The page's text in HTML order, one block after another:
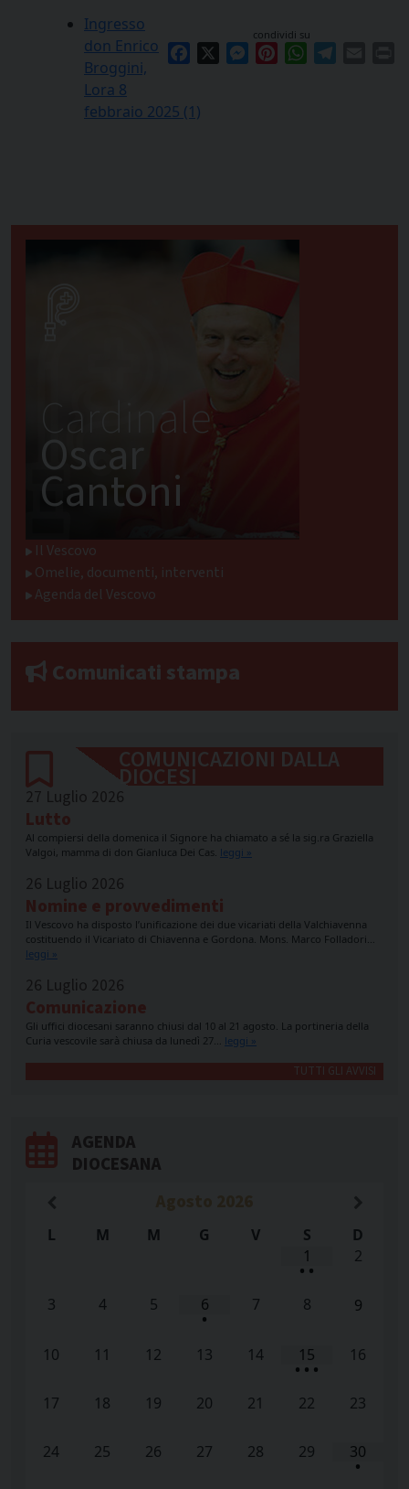
condividi su
Facebook Messenger
PinterestWhatsApp
Ingresso
don Enrico
Broggini,
Lora 8
febbraio 2025 (1)
Cardinale
Oscar
Cantoni
Il Vescovo
Omelie, documenti, interventi
Agenda del Vescovo
Comunicati stampa
COMUNICAZIONI DALLA
DIOCESI
27 Luglio 2026
Lutto
Al compiersi della domenica il Signore ha chiamato a sé la sig.ra Graziella
Valgoi, mamma di don Gianluca Dei Cas. leggi »
26 Luglio 2026
Nomine e provvedimenti
Il Vescovo ha disposto l’unificazione dei due vicariati della Valchiavenna
costituendo il Vicariato di Chiavenna e Gordona. Mons. Marco Folladori…
leggi »
26 Luglio 2026
Comunicazione
Gli uffici diocesani saranno chiusi dal 10 al 21 agosto. La portineria della
Curia vescovile sarà chiusa da lunedì 27… leggi »
TUTTI GLI AVVISI
AGENDA
DIOCESANA
L M M G V S
D
1
• •
2
3 4 5 6
•
7 8 9
10 11 12 13 14 15
• • •
16
17 18 19 20 21 22 23
24 25 26 27 28 29 30
•